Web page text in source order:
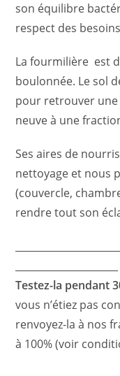
son équilibre
respect des
La fourmilière est
boulonnée. Le sol
pour retrouver
neuve à une
Ses aires de
nettoyage et nous
(couvercle,
rendre tout son
Testez-la pendant
vous n’étiez pas
renvoyez-la à nos
à 100% (voir